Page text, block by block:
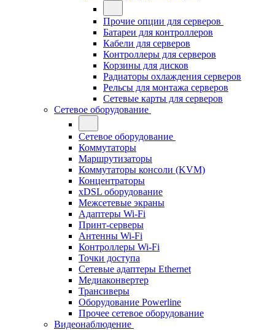
Прочие опции для серверов
Батареи для контроллеров
Кабели для серверов
Контроллеры для серверов
Корзины для дисков
Радиаторы охлаждения серверов
Рельсы для монтажа серверов
Сетевые карты для серверов
Сетевое оборудование
Сетевое оборудование
Коммутаторы
Маршрутизаторы
Коммутаторы консоли (KVM)
Концентраторы
xDSL оборудование
Межсетевые экраны
Адаптеры Wi-Fi
Принт-серверы
Антенны Wi-Fi
Контроллеры Wi-Fi
Точки доступа
Сетевые адаптеры Ethernet
Медиаконвертер
Трансиверы
Оборудование Powerline
Прочее сетевое оборудование
Видеонаблюдение